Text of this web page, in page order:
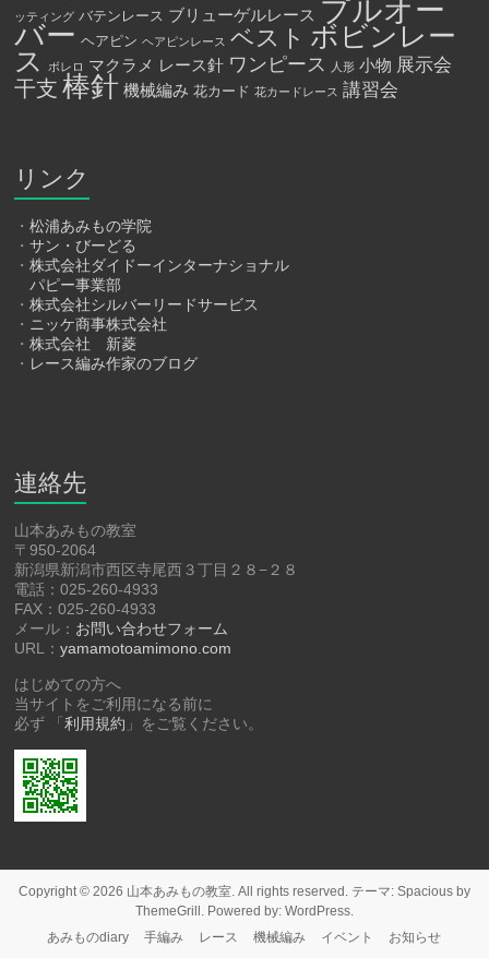
ッティング バテンレース ブリューゲルレース プルオー
バー ヘアピン ヘアピンレース ベスト ボビンレー
ス ボレロ マクラメ レース針 ワンピース 人形 小物 展示会
干支 棒針 機械編み 花カード 花カードレース 講習会
リンク
・松浦あみもの学院
・サン・びーどる
・株式会社ダイドーインターナショナル
パピー事業部
・株式会社シルバーリードサービス
・ ニッケ商事株式会社
・株式会社 新菱
・ レース編み作家のブログ
連絡先
山本あみもの教室
〒950-2064
新潟県新潟市西区寺尾西３丁目２８−２８
電話：025-260-4933
FAX：025-260-4933
メール： お問い合わせフォーム
URL：yamamotoamimono.com
はじめての方へ
当サイトをご利用になる前に
必ず 「利用規約 」をご覧ください。
Copyright © 2026 山本あみもの教室. All rights reserved. テーマ: Spaciousby
ThemeGrill. Powered by: WordPress.
あみものdiary
手編み レース 機械編み イベント お知らせ